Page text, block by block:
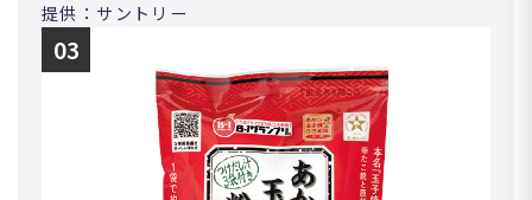
提供：サントリー
03